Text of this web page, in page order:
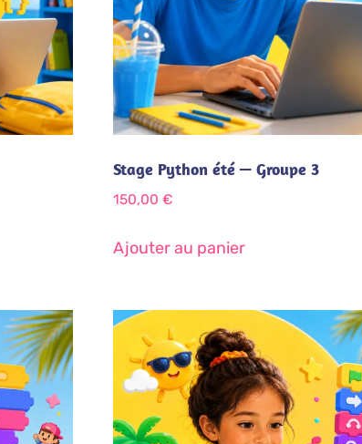
Stage Python été — Groupe 3
150,00 €
Ajouter au panier